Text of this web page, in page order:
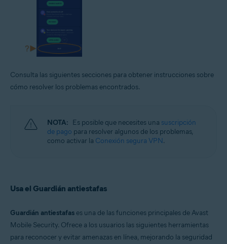
Consulta las siguientes secciones para obtener instrucciones sobre
cómo resolver los problemas encontrados.
NOTA: Es posible que necesites una suscripción
de pago para resolver algunos de los problemas,
como activar la Conexión segura VPN.
Usa el Guardián antiestafas
Guardián antiestafas es una de las funciones principales de Avast
Mobile Security. Ofrece a los usuarios las siguientes herramientas
para reconocer y evitar amenazas en línea, mejorando la seguridad